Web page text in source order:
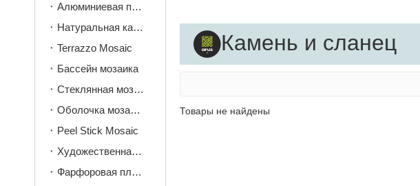
Алюминиевая пили и палка мозаика
Натуральная камень мозаика
Terrazzo Mosaic
Бассейн мозаика
Стеклянная мозаика
Оболочка мозаика
Peel Stick Mosaic
Художественная мозаика
Фарфоровая плитка мозаика
Камень и сланец
Товары не найдены